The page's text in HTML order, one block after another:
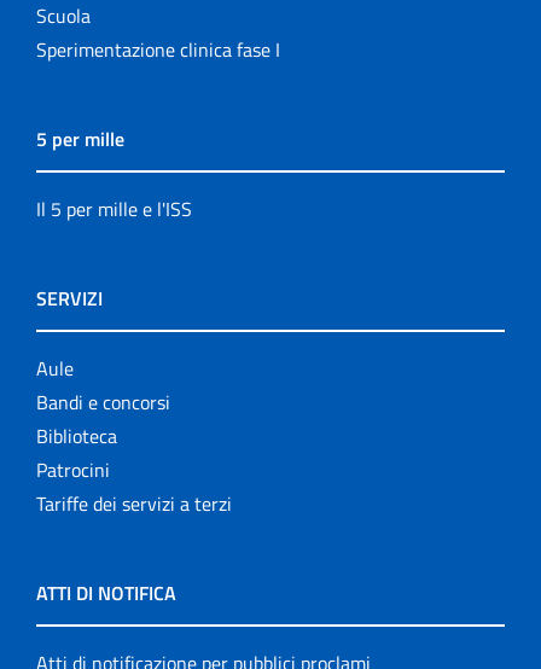
Scuola
Sperimentazione clinica fase I
5 per mille
Il 5 per mille e l'ISS
SERVIZI
Aule
Bandi e concorsi
Biblioteca
Patrocini
Tariffe dei servizi a terzi
ATTI DI NOTIFICA
Atti di notificazione per pubblici proclami